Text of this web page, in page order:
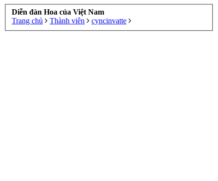
Diễn đàn Hoa của Việt Nam
Trang chủ
Thành viên cyncinvatte